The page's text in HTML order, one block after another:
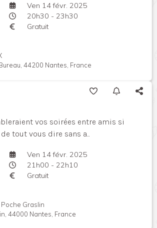
Ven 14 févr. 2025
20h30 - 23h30
Gratuit
44200 Nantes, France
vos soirées entre amis si
tout vous dire sans a...
Ven 14 févr. 2025
21h00 - 22h10
Gratuit
Graslin
44000 Nantes, France